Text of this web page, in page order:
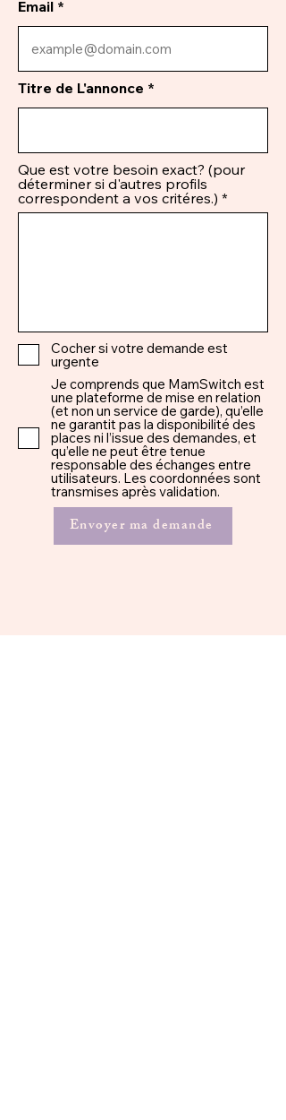
Email
Titre de L'annonce
Que est votre besoin exact? (pour
déterminer si d'autres profils
correspondent a vos critéres.)
Cocher si votre demande est
urgente
Je comprends que MamSwitch est
une plateforme de mise en relation
(et non un service de garde), qu’elle
ne garantit pas la disponibilité des
places ni l’issue des demandes, et
qu’elle ne peut être tenue
responsable des échanges entre
utilisateurs. Les coordonnées sont
transmises après validation.
Envoyer ma demande